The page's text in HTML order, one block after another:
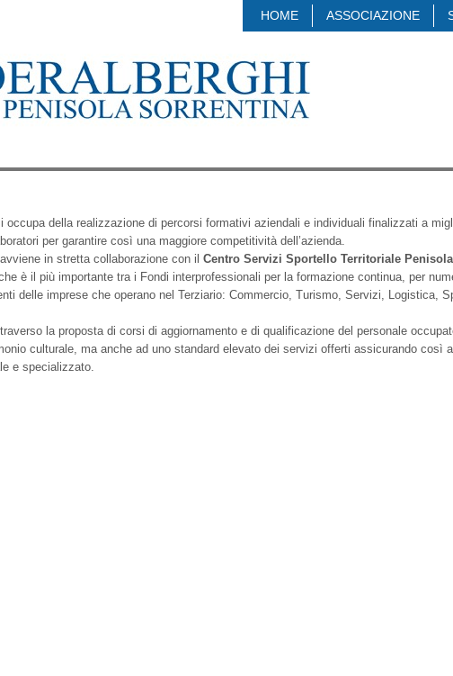
HOME ASSOCIAZIONE
occupa della realizzazione di percorsi formativi aziendali e individuali finalizzati a
per garantire così una maggiore competitività dell’azienda.
in stretta collaborazione con il Centro Servizi Sportello Territoriale
è il più importante tra i Fondi interprofessionali per la formazione continua, per
delle imprese che operano nel Terziario: Commercio, Turismo, Servizi, Logistica,
la proposta di corsi di aggiornamento e di qualificazione del personale
culturale, ma anche ad uno standard elevato dei servizi offerti assicurando così
e specializzato.